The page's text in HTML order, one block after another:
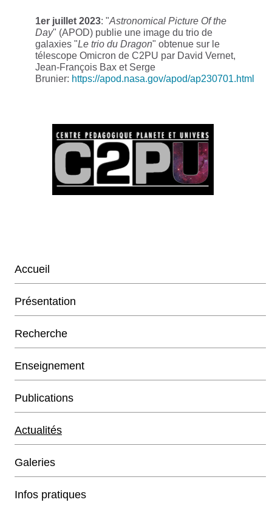
1er juillet 2023: "Astronomical Picture Of the
Day" (APOD) publie une image du trio de
galaxies "Le trio du Dragon" obtenue sur le
télescope Omicron de C2PU par David Vernet,
Jean-François Bax et Serge
Brunier: https://apod.nasa.gov/apod/ap230701.html
Accueil
Présentation
Recherche
Enseignement
Publications
Actualités
Galeries
Infos pratiques